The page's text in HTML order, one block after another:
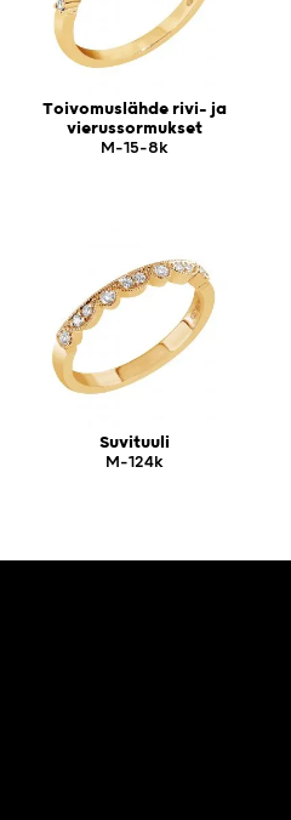
Toivomuslähde rivi- ja
vierussormukset
M-15-8k
Suvituuli
M-124k